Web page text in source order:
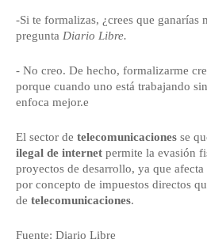
-Si te formalizas, ¿crees que ganarías
pregunta Diario Libre.
- No creo. De hecho, formalizarme
porque cuando uno está trabajando
enfoca mejor.e
El sector de telecomunicaciones se
ilegal de internet permite la evasión
proyectos de desarrollo, ya que
por concepto de impuestos directos
de telecomunicaciones.
Fuente: Diario Libre